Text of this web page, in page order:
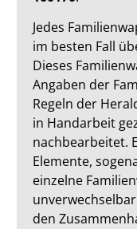
Jedes
im besten Fall
Dieses
Angaben der
Regeln der
in Handarbeit
nachbearbeitet.
Elemente,
einzelne
den